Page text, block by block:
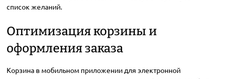
список желаний.
Оптимизация корзины и
оформления заказа
Корзина в мобильном приложении для электронной